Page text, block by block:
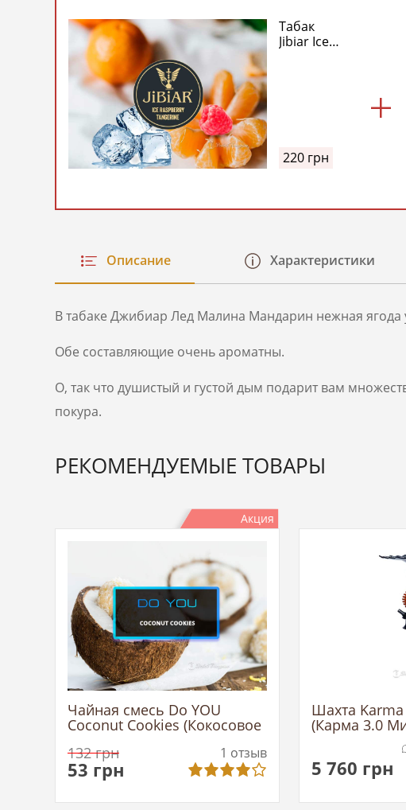
Табак
Jibiar Ice
220 грн
Описание Характеристики
В табаке Джибиар Лед Малина Мандарин нежная ягода
Обе составляющие очень ароматны.
О, так что душистый и густой дым подарит вам
покура.
РЕКОМЕНДУЕМЫЕ ТОВАРЫ
Акция
Чайная смесь Do YOU
Coconut Cookies (Кокосовое
132грн
53 грн
1 отзыв
Шахта
(Карма 3.0
5 760 грн